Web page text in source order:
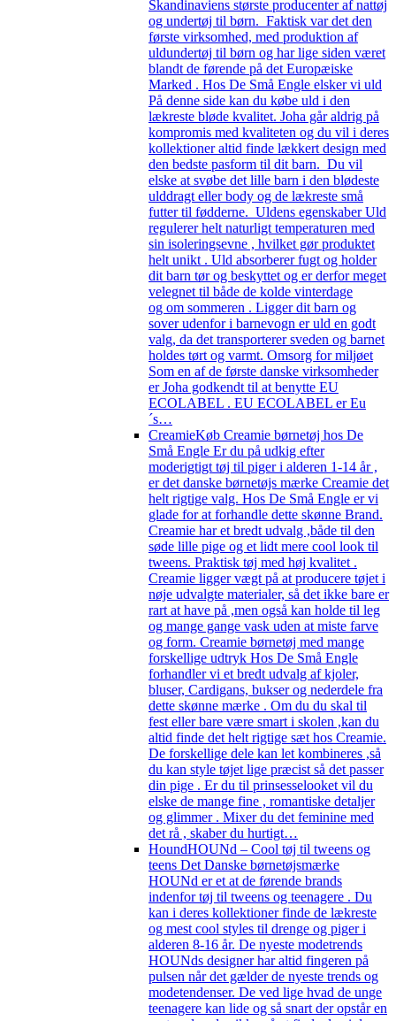
Skandinaviens største producenter af nattøj
og undertøj til børn. Faktisk var det den
første virksomhed, med produktion af
uldundertøj til børn og har lige siden været
blandt de førende på det Europæiske
Marked . Hos De Små Engle elsker vi uld
På denne side kan du købe uld i den
lækreste bløde kvalitet. Joha går aldrig på
kompromis med kvaliteten og du vil i deres
kollektioner altid finde lækkert design med
den bedste pasform til dit barn. Du vil
elske at svøbe det lille barn i den blødeste
ulddragt eller body og de lækreste små
futter til fødderne. Uldens egenskaber Uld
regulerer helt naturligt temperaturen med
sin isoleringsevne , hvilket gør produktet
helt unikt . Uld absorberer fugt og holder
dit barn tør og beskyttet og er derfor meget
velegnet til både de kolde vinterdage
og om sommeren . Ligger dit barn og
sover udenfor i barnevogn er uld en godt
valg, da det transporterer sveden og barnet
holdes tørt og varmt. Omsorg for miljøet
Som en af de første danske virksomheder
er Joha godkendt til at benytte EU
ECOLABEL . EU ECOLABEL er Eu
´s…
CreamieKøb Creamie børnetøj hos De
Små Engle Er du på udkig efter
moderigtigt tøj til piger i alderen 1-14 år ,
er det danske børnetøjs mærke Creamie det
helt rigtige valg. Hos De Små Engle er vi
glade for at forhandle dette skønne Brand.
Creamie har et bredt udvalg ,både til den
søde lille pige og et lidt mere cool look til
tweens. Praktisk tøj med høj kvalitet .
Creamie ligger vægt på at producere tøjet i
nøje udvalgte materialer, så det ikke bare er
rart at have på ,men også kan holde til leg
og mange gange vask uden at miste farve
og form. Creamie børnetøj med mange
forskellige udtryk Hos De Små Engle
forhandler vi et bredt udvalg af kjoler,
bluser, Cardigans, bukser og nederdele fra
dette skønne mærke . Om du du skal til
fest eller bare være smart i skolen ,kan du
altid finde det helt rigtige sæt hos Creamie.
De forskellige dele kan let kombineres ,så
du kan style tøjet lige præcist så det passer
din pige . Er du til prinsesselooket vil du
elske de mange fine , romantiske detaljer
og glimmer . Mixer du det feminine med
det rå , skaber du hurtigt…
HoundHOUNd – Cool tøj til tweens og
teens Det Danske børnetøjsmærke
HOUNd er et at de førende brands
indenfor tøj til tweens og teenagere . Du
kan i deres kollektioner finde de lækreste
og mest cool styles til drenge og piger i
alderen 8-16 år. De nyeste modetrends
HOUNds designer har altid fingeren på
pulsen når det gælder de nyeste trends og
modetendenser. De ved lige hvad de unge
teenagere kan lide og så snart der opstår en